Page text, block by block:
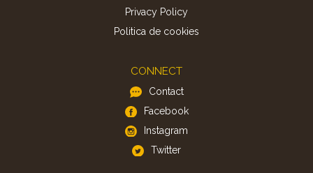
Privacy Policy
Politica de cookies
CONNECT
Contact
Facebook
Instagram
Twitter